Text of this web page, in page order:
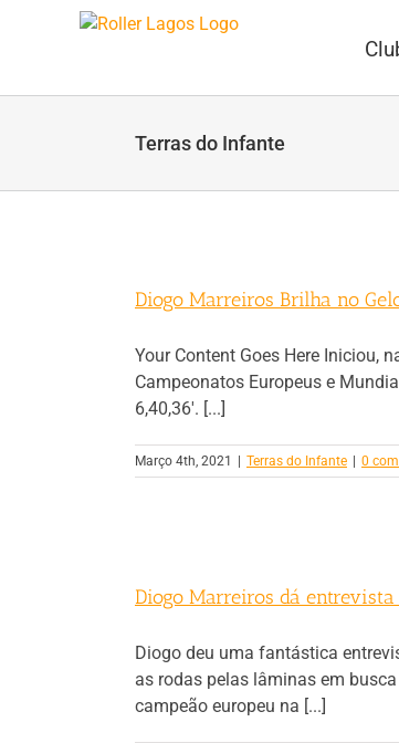
Terras do Infante
Diogo Marreiros Brilha no
Your Content Goes Here Iniciou,
Campeonatos Europeus e
6,40,36'. [...]
Março 4th, 2021 Terras do Infante 0
Diogo Marreiros dá
Diogo deu uma fantástica
as rodas pelas lâminas em
campeão europeu na [...]